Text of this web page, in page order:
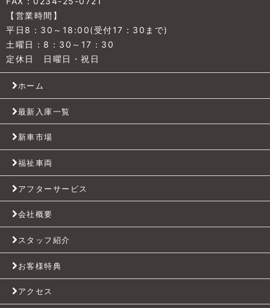
【営業時間】
平日8：30～18:00(受付17：30まで)
土曜日：8：30～17：30
定休日 日曜日・祝日
ホーム
最新入庫一覧
新車市場
福祉車両
アフターサービス
会社概要
スタッフ紹介
お客様特典
アクセス